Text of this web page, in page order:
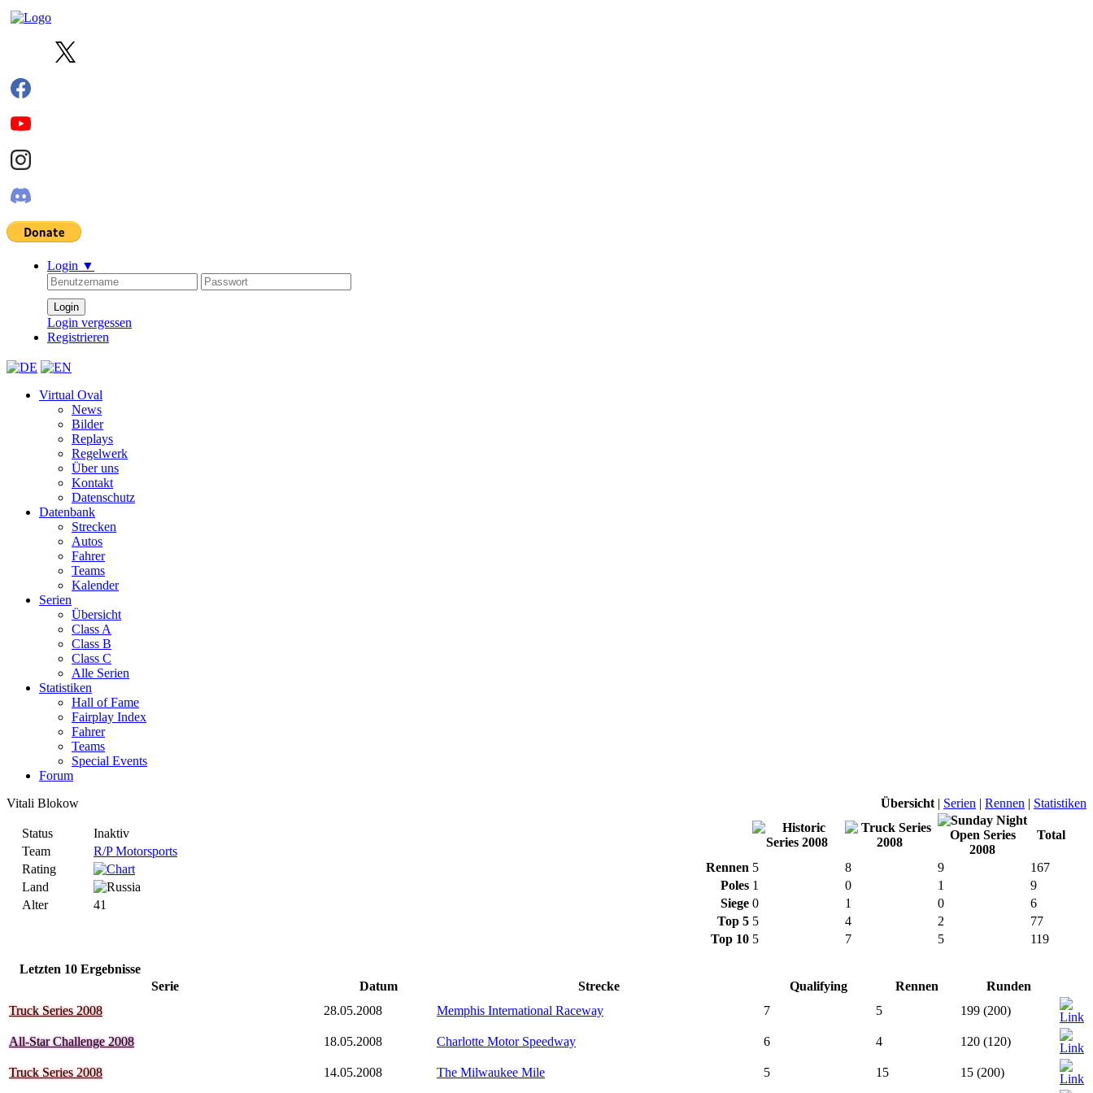
Login ▼
Login vergessen
Registrieren
Virtual Oval
News
Bilder
Replays
Regelwerk
Über uns
Kontakt
Datenschutz
Datenbank
Strecken
Autos
Fahrer
Teams
Kalender
Serien
Übersicht
Class A
Class B
Class C
Alle Serien
Statistiken
Hall of Fame
Fairplay Index
Fahrer
Teams
Special Events
Forum
Vitali Blokow
Übersicht | Serien | Rennen | Statistiken
Status
Inaktiv
Team
R/P Motorsports
Rating
Land
Alter
41
Total
Rennen 5 8 9
167
Poles 1 0 1
9
Siege 0 1 0
6
Top 5 5 4 2
77
Top 10 5 7 5 119
Letzten 10 Ergebnisse
Serie
Datum Strecke Qualifying Rennen
Runden
Truck Series 2008
28.05.2008 Memphis International Raceway 7 5 199 (200)
All-Star Challenge 2008 18.05.2008 Charlotte Motor Speedway 6 4 120 (120)
Truck Series 2008 14.05.2008 The Milwaukee Mile 5 15 15 (200)